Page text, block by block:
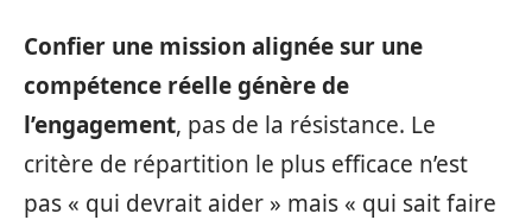
Confier une mission alignée sur une
compétence réelle génère de
l’engagement, pas de la résistance. Le
critère de répartition le plus efficace n’est
pas « qui devrait aider » mais « qui sait faire